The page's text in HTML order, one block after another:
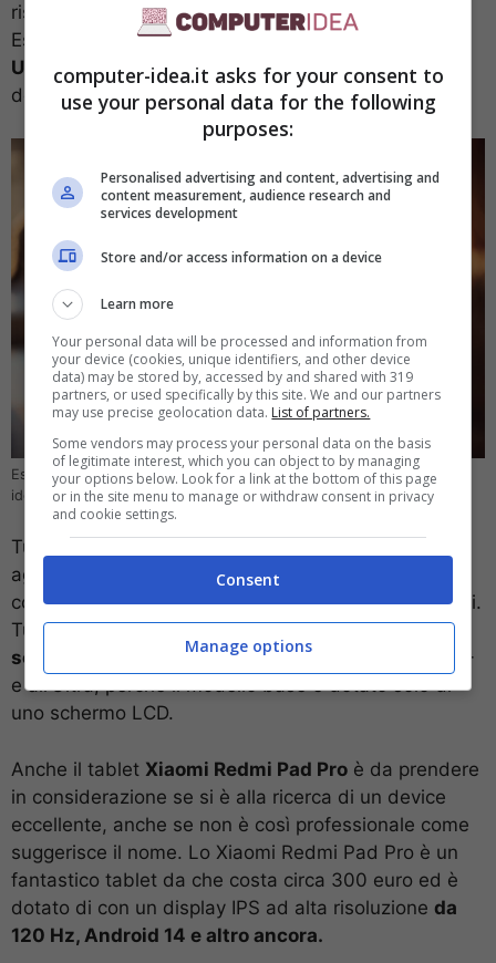
rispetto all’iPad Pro che non prevede un accessorio.
Esiste
anche una versione Galaxy Tab S8+ e S8
Ultrache offrono rispettivamente una dimensione
dello schermo di 12,4 pollici e 14,6 pollici.
Esaminiamo i 3 migliori tablet disponibili sul mercato – Computer-
idea.it
Tutti e 3 i modelli offrono una frequenza di
aggiornamento dello schermo di 120 Hz,
consentendo uno scorrimento e una lettura più fluidi.
Tuttavia, se voletebeneficiare di un magnifico
schermo AMOLED
, dovrete dare un’occhiata all’S8+
e all’Ultra, perché il modello base è dotato solo di
uno schermo LCD.
Anche il tablet Xiaomi Redmi Pad Pro è da prendere
in considerazione se si è alla ricerca di un device
eccellente, anche se non è così professionale come
suggerisce il nome. Lo Xiaomi Redmi Pad Pro è un
fantastico tablet da che costa circa 300 euro ed è
dotato di con un display IPS ad alta risoluzione da
120 Hz, Android 14 e altro ancora.
computer-idea.it asks for your consent to
use your personal data for the following
purposes:
Personalised advertising and content, advertising and
content measurement, audience research and
services development
Store and/or access information on a device
Learn more
Your personal data will be processed and information from
your device (cookies, unique identifiers, and other device
data) may be stored by, accessed by and shared with 319
partners, or used specifically by this site. We and our partners
may use precise geolocation data. List of partners.
Some vendors may process your personal data on the basis
of legitimate interest, which you can object to by managing
your options below. Look for a link at the bottom of this page
or in the site menu to manage or withdraw consent in privacy
and cookie settings.
Consent
Manage options